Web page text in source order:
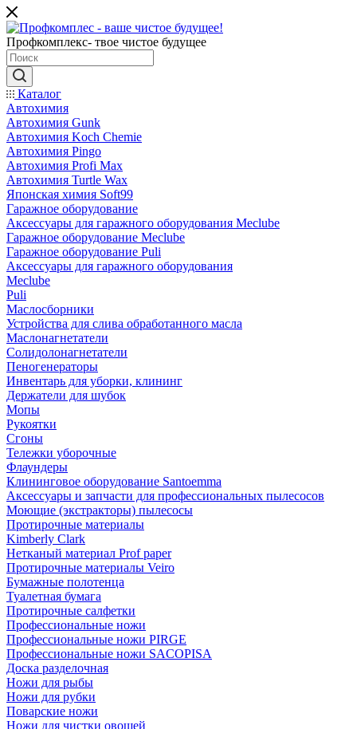
Профкомплекс- твое чистое будущее
Каталог
Автохимия
Автохимия Gunk
Автохимия Koch Chemie
Автохимия Pingo
Автохимия Profi Max
Автохимия Turtle Wax
Японская химия Soft99
Гаражное оборудование
Аксессуары для гаражного оборудования Meclube
Гаражное оборудование Meclube
Гаражное оборудование Puli
Аксессуары для гаражного оборудования
Meclube
Puli
Маслосборники
Устройства для слива обработанного масла
Маслонагнетатели
Солидолонагнетатели
Пеногенераторы
Инвентарь для уборки, клининг
Держатели для шубок
Мопы
Рукоятки
Сгоны
Тележки уборочные
Флаундеры
Клининговое оборудование Santoemma
Аксессуары и запчасти для профессиональных пылесосов
Моющие (экстракторы) пылесосы
Протирочные материалы
Kimberly Clark
Нетканый материал Prof paper
Протирочные материалы Veiro
Бумажные полотенца
Туалетная бумага
Протирочные салфетки
Профессиональные ножи
Профессиональные ножи PIRGE
Профессиональные ножи SACOPISA
Доска разделочная
Ножи для рыбы
Ножи для рубки
Поварские ножи
Ножи для чистки овощей